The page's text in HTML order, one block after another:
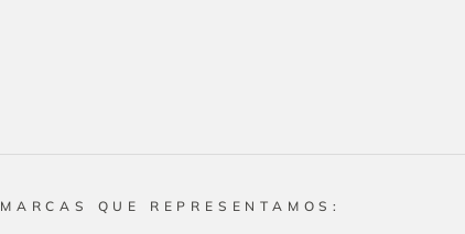
MARCAS QUE REPRESENTAMOS: